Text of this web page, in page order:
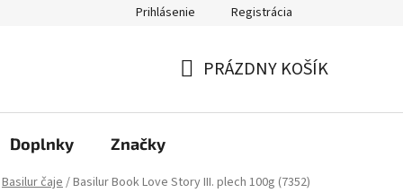
Prihlásenie Registrácia
PRÁZDNY KOŠÍK
Doplnky Značky
Basilur čaje/Basilur Book Love Story III. plech 100g (7352)